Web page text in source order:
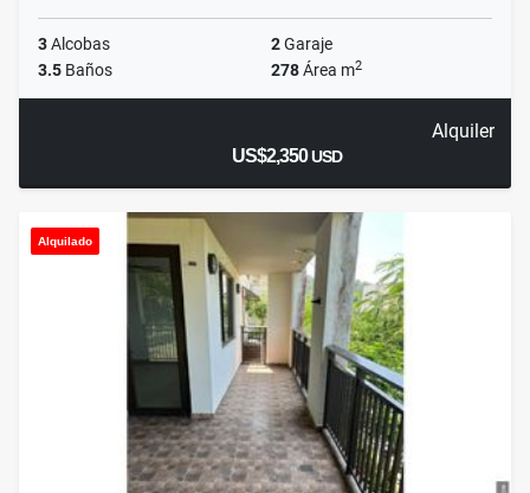
3Alcobas 2Garaje
3.5 Baños 278Área m2
Alquiler
US$2,350USD
Alquilado